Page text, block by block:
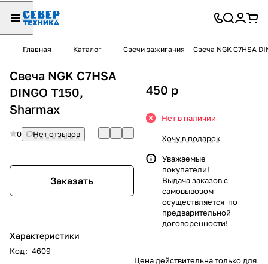
Главная Каталог Свечи зажигания Свеча NGK C7HSA
Свеча NGK C7HSA
DINGO T150,
Sharmax
0 Нет отзывов
Заказать
Характеристики
Код: 4609
450 p
Нет в наличии
Хочу в подарок
Уважаемые
покупатели!
Выдача заказов с
самовывозом
осуществляется по
предварительной
договоренности!
Цена действительна только для